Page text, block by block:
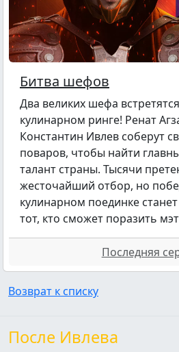
Битва шефов
Два великих шефа
кулинарном ринге! Ренат
Константин Ивлев соберут
поваров, чтобы найти
талант страны. Тысячи
жесточайший отбор, но
кулинарном поединке
тот, кто сможет поразить
Последняя
Возврат к списку
После Ивлева